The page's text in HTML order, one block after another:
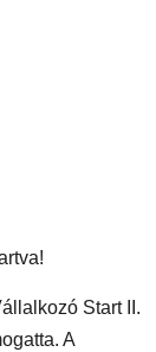
Start II.
A